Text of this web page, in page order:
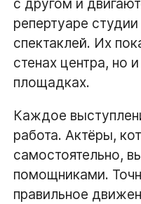
с другом и
репертуаре
спектаклей. Их
стенах центра, но
площадках.
Каждое
работа. Актёры,
самостоятельно,
помощниками.
правильное